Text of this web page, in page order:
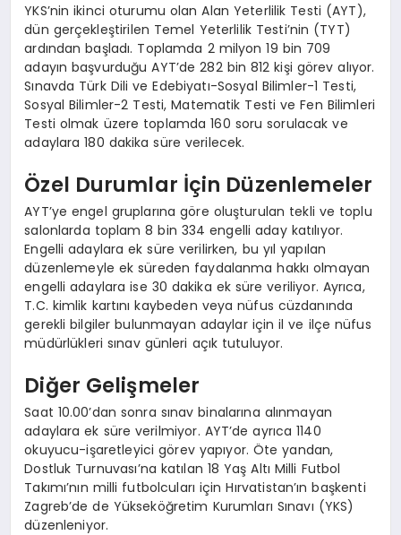
YKS’nin ikinci oturumu olan Alan Yeterlilik Testi (AYT),
dün gerçekleştirilen Temel Yeterlilik Testi’nin (TYT)
ardından başladı. Toplamda 2 milyon 19 bin 709
adayın başvurduğu AYT’de 282 bin 812 kişi görev alıyor.
Sınavda Türk Dili ve Edebiyatı-Sosyal Bilimler-1 Testi,
Sosyal Bilimler-2 Testi, Matematik Testi ve Fen Bilimleri
Testi olmak üzere toplamda 160 soru sorulacak ve
adaylara 180 dakika süre verilecek.
Özel Durumlar İçin Düzenlemeler
AYT’ye engel gruplarına göre oluşturulan tekli ve toplu
salonlarda toplam 8 bin 334 engelli aday katılıyor.
Engelli adaylara ek süre verilirken, bu yıl yapılan
düzenlemeyle ek süreden faydalanma hakkı olmayan
engelli adaylara ise 30 dakika ek süre veriliyor. Ayrıca,
T.C. kimlik kartını kaybeden veya nüfus cüzdanında
gerekli bilgiler bulunmayan adaylar için il ve ilçe nüfus
müdürlükleri sınav günleri açık tutuluyor.
Diğer Gelişmeler
Saat 10.00’dan sonra sınav binalarına alınmayan
adaylara ek süre verilmiyor. AYT’de ayrıca 1140
okuyucu-işaretleyici görev yapıyor. Öte yandan,
Dostluk Turnuvası’na katılan 18 Yaş Altı Milli Futbol
Takımı’nın milli futbolcuları için Hırvatistan’ın başkenti
Zagreb’de de Yükseköğretim Kurumları Sınavı (YKS)
düzenleniyor.